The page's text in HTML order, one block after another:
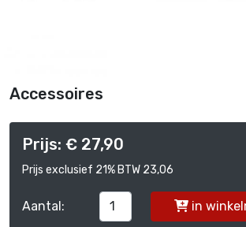
Accessoires
Prijs: € 27,90
Prijs exclusief 21% BTW 23,06
Aantal: in